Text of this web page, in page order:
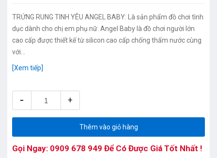
TRỨNG RUNG TINH YÊU ANGEL BABY: Là sản phẩm đồ chơi tình
dục dành cho chị em phụ nữ. Angel Baby là đồ chơi người lớn
cao cấp được thiết kế từ silicon cao cấp chống thấm nước cùng
với...
[Xem tiếp]
- +
Thêm vào giỏ hàng
Gọi Ngay: 0909 678 949 Để Có Được Giá Tốt Nhất !